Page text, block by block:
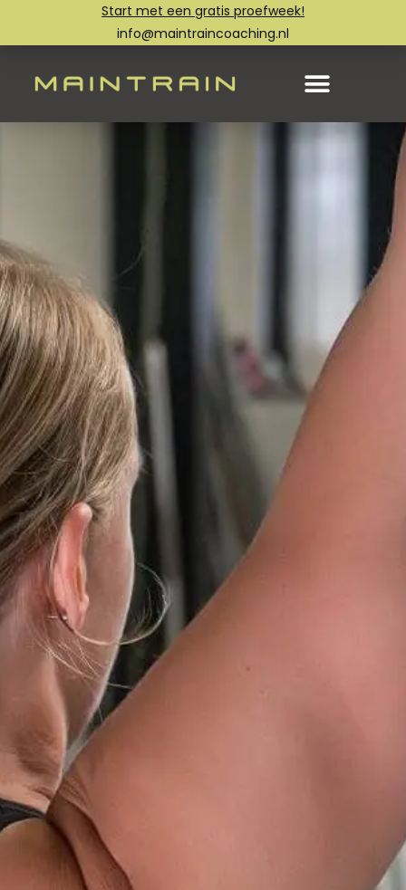
Start met een gratis proefweek!
info@maintraincoaching.nl